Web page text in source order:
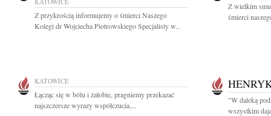
Z przykrością informujemy o śmierci Naszego
Kolegi dr Wojciecha Piotrowskiego Specjalisty w...
Z wielkim
śmierci
KATOWICE
Łącząc się w bólu i żałobie, pragniemy przekazać
najszczersze wyrazy współczucia,...
"W daleką
wszystkim